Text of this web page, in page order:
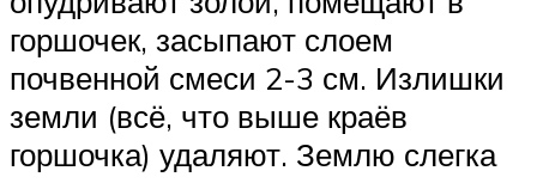
горшочек, засыпают слоем
почвенной смеси 2-3 см. Излишки
земли (всё, что выше краёв
горшочка) удаляют. Землю слегка